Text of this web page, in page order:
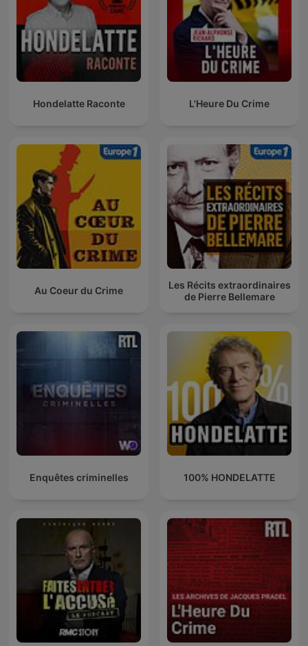
Hondelatte Raconte L'Heure Du Crime
Au Coeur du Crime
Les Récits extraordinaires
de Pierre Bellemare
Enquêtes criminelles 100% HONDELATTE